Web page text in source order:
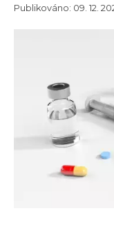
Publikováno: 09. 12.